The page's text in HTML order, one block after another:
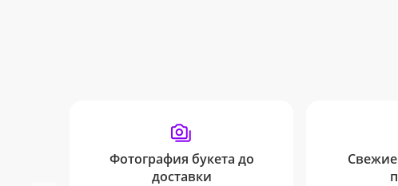
Фотография букета до
доставки